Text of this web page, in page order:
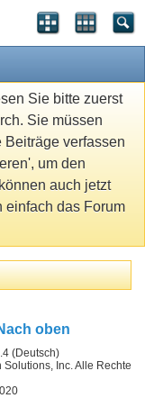
Sie bitte zuerst
Sie müssen
Beiträge verfassen
um den
auch jetzt
einfach das Forum
oben
(Deutsch)
Inc. Alle Rechte